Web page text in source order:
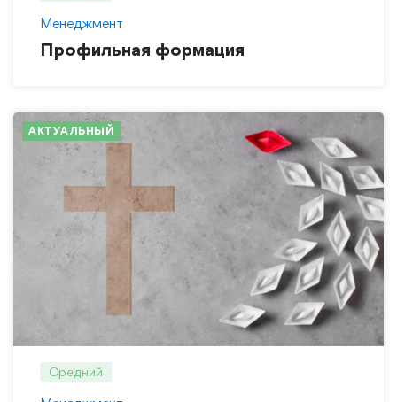
Менеджмент
Профильная формация
АКТУАЛЬНЫЙ
Средний